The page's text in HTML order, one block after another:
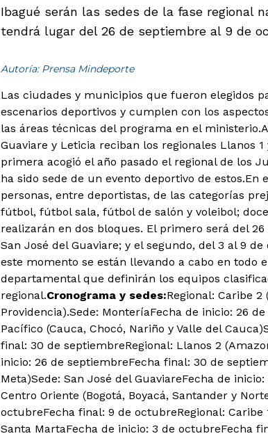
Ibagué serán las sedes de la fase regional
tendrá lugar del 26 de septiembre al 9 de
Autoría: Prensa Mindeporte
Las ciudades y municipios que fueron elegidos
escenarios deportivos y cumplen con los
las áreas técnicas del programa en el ministerio.
Guaviare y Leticia reciban los regionales Llanos
primera acogió el año pasado el regional de los
ha sido sede de un evento deportivo de estos.En
personas, entre deportistas, de las categorías
fútbol, fútbol sala, fútbol de salón y voleibol;
realizarán en dos bloques. El primero será del
San José del Guaviare; y el segundo, del 3 al 9
este momento se están llevando a cabo en todo
departamental que definirán los equipos
regional.Cronograma y sedes:Regional: Caribe
Providencia).Sede: MonteríaFecha de inicio: 26
Pacífico (Cauca, Chocó, Nariño y Valle del
final: 30 de septiembreRegional: Llanos 2
inicio: 26 de septiembreFecha final: 30 de
Meta)Sede: San José del GuaviareFecha de
Centro Oriente (Bogotá, Boyacá, Santander y
octubreFecha final: 9 de octubreRegional: Caribe
Santa MartaFecha de inicio: 3 de octubreFecha